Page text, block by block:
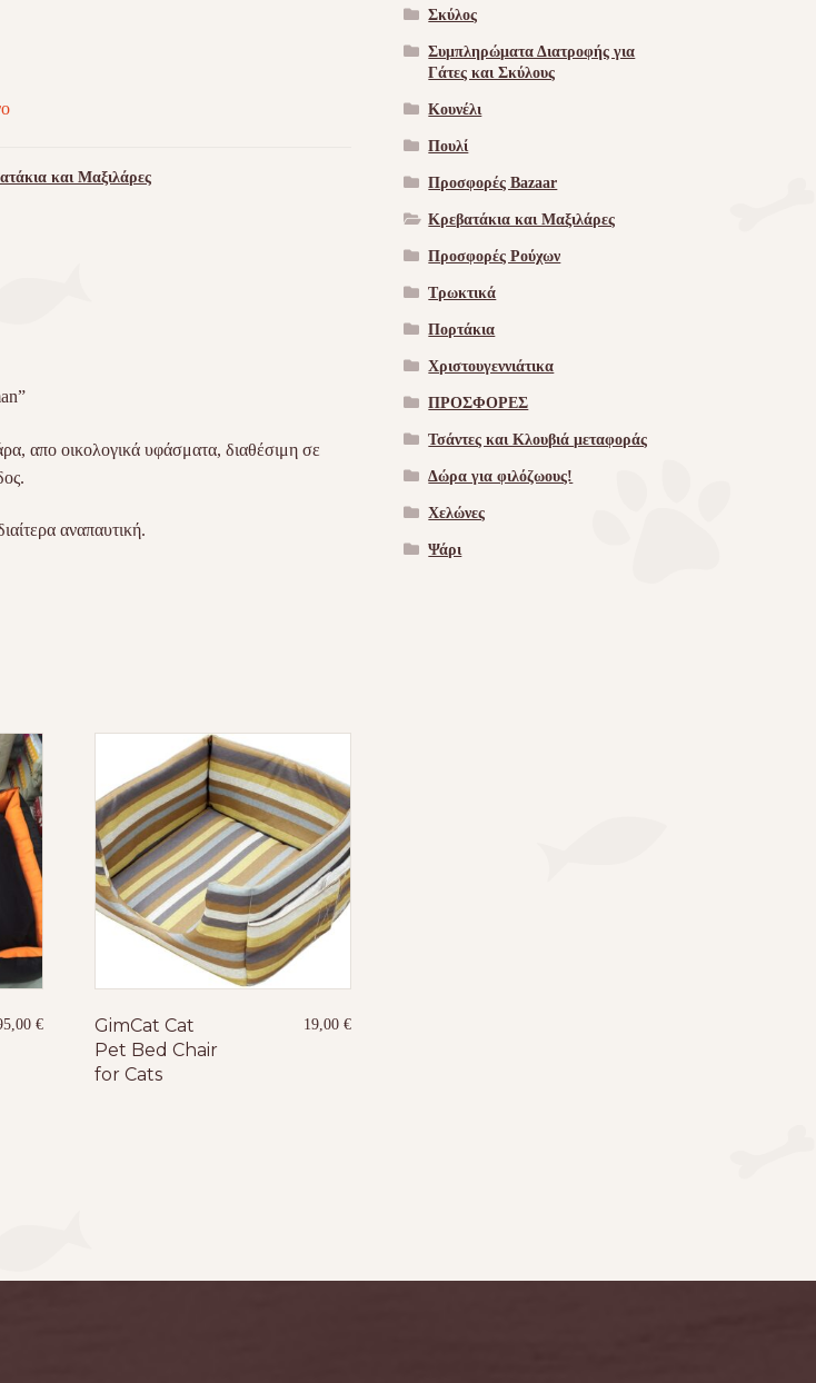
και Μαξιλάρες
απο οικολογικά υφάσματα, διαθέσιμη σε
αναπαυτική.
€
GimCat Cat
Pet Bed Chair
for Cats
19,00€
Σκύλος
Συμπληρώματα Διατροφής για
Γάτες και Σκύλους
Κουνέλι
Πουλί
Προσφορές Bazaar
Κρεβατάκια και Μαξιλάρες
Προσφορές Ρούχων
Τρωκτικά
Πορτάκια
Χριστουγεννιάτικα
ΠΡΟΣΦΟΡΕΣ
Τσάντες και Κλουβιά μεταφοράς
Δώρα για φιλόζωους!
Χελώνες
Ψάρι